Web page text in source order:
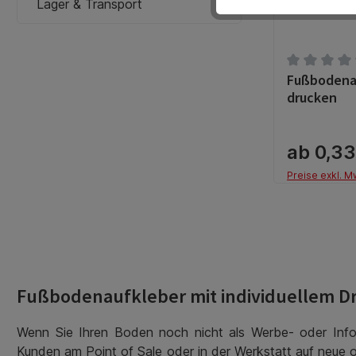
Lager & Transport
drucken
ab
Preise exkl.
Fußbodenaufkleber mit individuellem
Wenn Sie Ihren Boden noch nicht als Werbe- oder
Kunden am Point of Sale oder in der Werkstatt auf